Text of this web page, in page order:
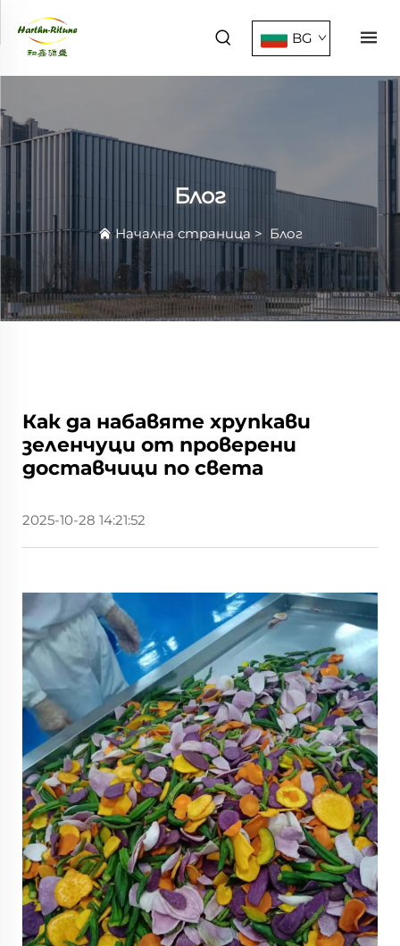
BG
Блог
Начална страница > Блог
Как да набавяте хрупкави
зеленчуци от проверени
доставчици по света
2025-10-28 14:21:52